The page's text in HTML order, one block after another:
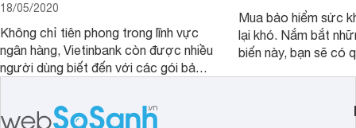
18/05/2020
Không chỉ tiên phong trong lĩnh vực
ngân hàng, Vietinbank còn được nhiều
người dùng biết đến với các gói bảo
bảo hiểm của Vietinbank nào bạn nên
sở hữu nhất? Cùng đi tìm đáp án
Mua bảo hiểm sức
lại khó. Nắm bắt
biến này, bạn sẽ có